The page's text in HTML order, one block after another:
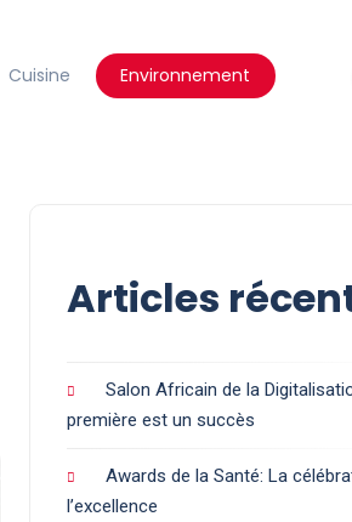
Cuisine Environnement
Articles
Salon Africain de la
première est un succès
Awards de la Santé: La
l’excellence